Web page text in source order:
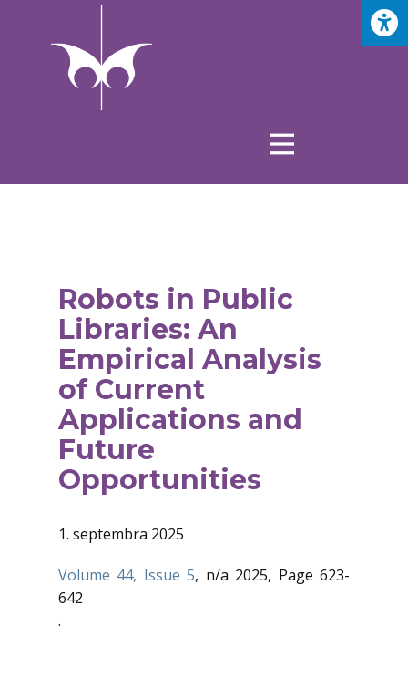
Robots in Public
Libraries: An
Empirical Analysis
of Current
Applications and
Future
Opportunities
1. septembra 2025
Volume 44, Issue 5, n/a 2025, Page 623-
642
.